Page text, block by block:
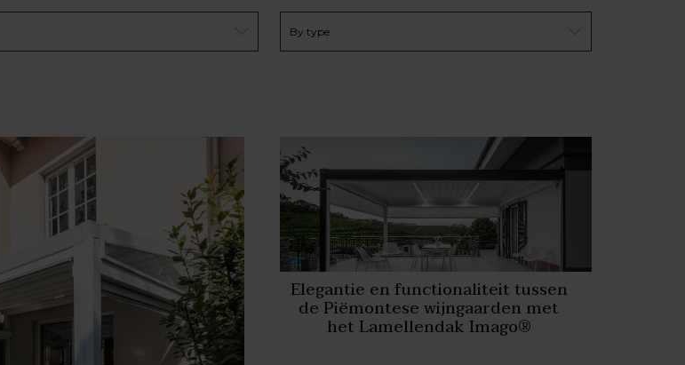
Elegantie en functionaliteit tussen
de Piëmontese wijngaarden met
het Lamellendak Imago®